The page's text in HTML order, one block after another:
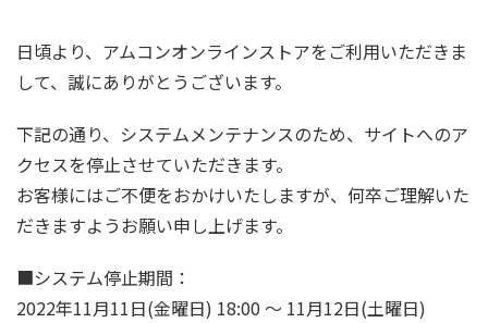
日頃より、アムコンオンラインストアをご利用いただきま
して、誠にありがとうございます。
下記の通り、システムメンテナンスのため、サイトへのア
クセスを停止させていただきます。
お客様にはご不便をおかけいたしますが、何卒ご理解いた
だきますようお願い申し上げます。
■システム停止期間：
2022年11月11日(金曜日) 18:00 ～ 11月12日(土曜日)